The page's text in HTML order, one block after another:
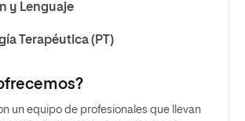
y Lenguaje
Terapéutica (PT)
un equipo de profesionales que llevan